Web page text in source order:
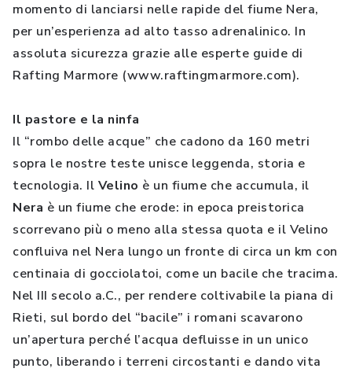
momento di lanciarsi nelle rapide del fiume Nera,
per un’esperienza ad alto tasso adrenalinico. In
assoluta sicurezza grazie alle esperte guide di
Rafting Marmore (www.raftingmarmore.com).
Il pastore e la ninfa
Il “rombo delle acque” che cadono da 160 metri
sopra le nostre teste unisce leggenda, storia e
tecnologia. Il Velino è un fiume che accumula, il
Nera è un fiume che erode: in epoca preistorica
scorrevano più o meno alla stessa quota e il Velino
confluiva nel Nera lungo un fronte di circa un km con
centinaia di gocciolatoi, come un bacile che tracima.
Nel III secolo a.C., per rendere coltivabile la piana di
Rieti, sul bordo del “bacile” i romani scavarono
un’apertura perché l’acqua defluisse in un unico
punto, liberando i terreni circostanti e dando vita